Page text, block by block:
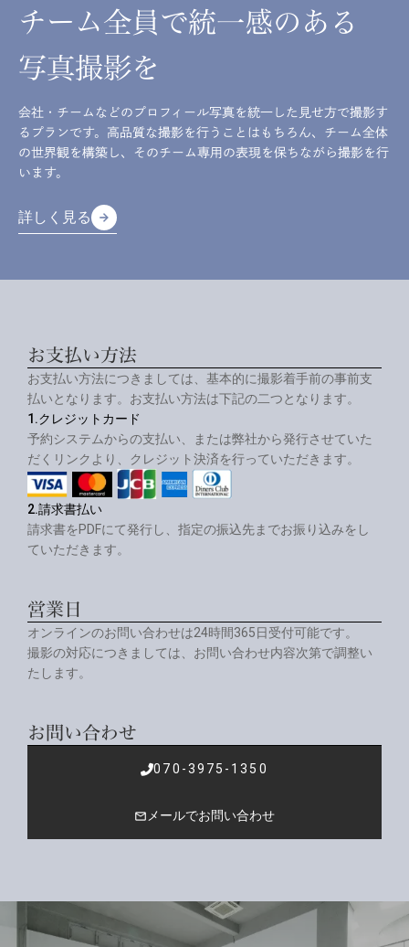
チーム全員で統一感のある
写真撮影を
会社・チームなどのプロフィール写真を統一した見せ方で撮影す
るプランです。高品質な撮影を行うことはもちろん、チーム全体
の世界観を構築し、そのチーム専用の表現を保ちながら撮影を行
います。
詳しく見る arrow_forward
arrow_forward
お支払い方法
お支払い方法につきましては、基本的に撮影着手前の事前支
払いとなります。お支払い方法は下記の二つとなります。
1.クレジットカード
予約システムからの支払い、または弊社から発行させていた
だくリンクより、クレジット決済を行っていただきます。
2.請求書払い
請求書をPDFにて発行し、指定の振込先までお振り込みをし
ていただきます。
営業日
オンラインのお問い合わせは24時間365日受付可能です。
撮影の対応につきましては、お問い合わせ内容次第で調整い
たします。
お問い合わせ
070-3975-1350
mail_outline メールでお問い合わせ